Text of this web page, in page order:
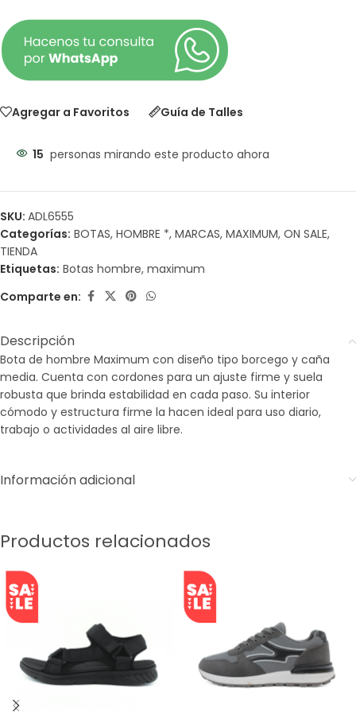
Agregar a Favoritos Guía de Talles
15 personas mirando este producto ahora
SKU: ADL6555
Categorías: BOTAS, HOMBRE *, MARCAS, MAXIMUM, ON SALE,
TIENDA
Etiquetas: Botas hombre, maximum
Comparte en:
Descripción
Bota de hombre Maximum con diseño tipo borcego y caña
media. Cuenta con cordones para un ajuste firme y suela
robusta que brinda estabilidad en cada paso. Su interior
cómodo y estructura firme la hacen ideal para uso diario,
trabajo o actividades al aire libre.
Información adicional
Productos relacionados